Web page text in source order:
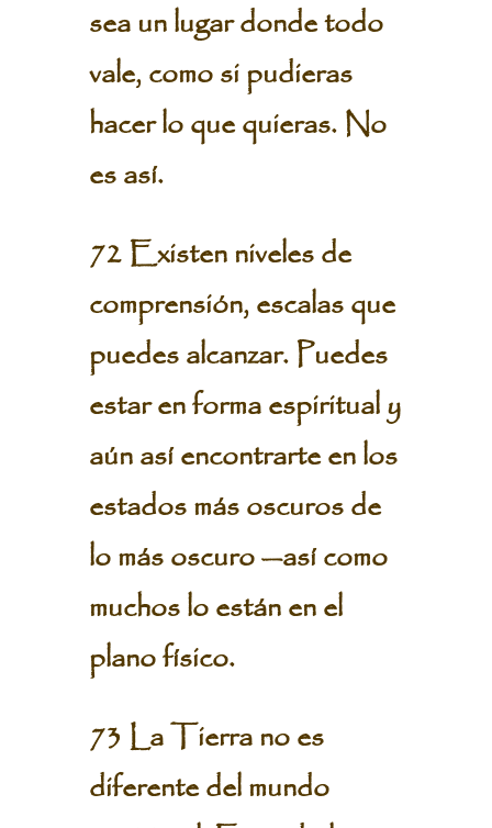
sea un lugar donde todo
vale, como si pudieras
hacer lo que quieras. No
es así.
72 Existen niveles de
comprensión, escalas que
puedes alcanzar. Puedes
estar en forma espiritual y
aún así encontrarte en los
estados más oscuros de
lo más oscuro —así como
muchos lo están en el
plano físico.
73 La Tierra no es
diferente del mundo